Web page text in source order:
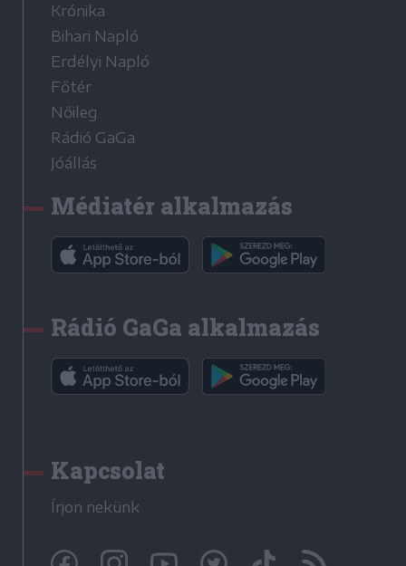
Krónika
Bihari Napló
Erdélyi Napló
Főtér
Nőileg
Rádió GaGa
Jóállás
Médiatér alkalmazás
Rádió GaGa alkalmazás
Kapcsolat
Írjon nekünk